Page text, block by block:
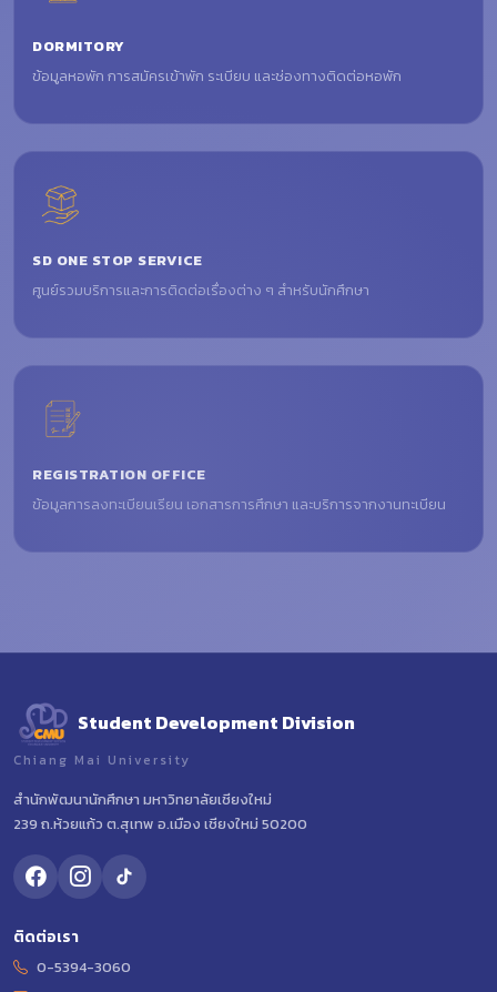
DORMITORY
ข้อมูลหอพัก การสมัครเข้าพัก ระเบียบ และช่องทางติดต่อหอพัก
SD ONE STOP SERVICE
ศูนย์รวมบริการและการติดต่อเรื่องต่าง ๆ สำหรับนักศึกษา
REGISTRATION OFFICE
ข้อมูลการลงทะเบียนเรียน เอกสารการศึกษา และบริการจากงานทะเบียน
Student Development Division
Chiang Mai University
สำนักพัฒนานักศึกษา มหาวิทยาลัยเชียงใหม่
239 ถ.ห้วยแก้ว ต.สุเทพ อ.เมือง เชียงใหม่ 50200
ติดต่อเรา
0-5394-3060